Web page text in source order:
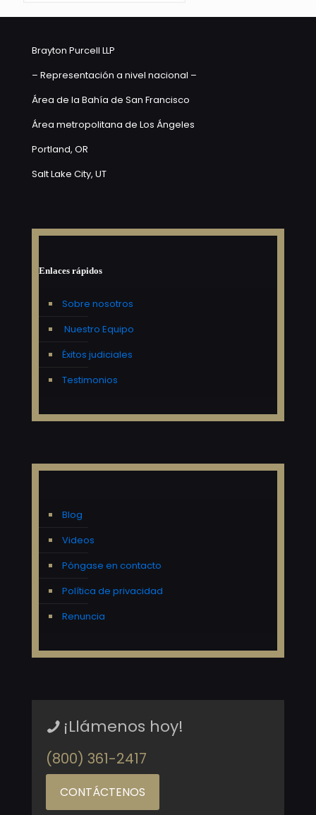
Brayton Purcell LLP
– Representación a nivel nacional –
Área de la Bahía de San Francisco
Área metropolitana de Los Ángeles
Portland, OR
Salt Lake City, UT
Enlaces rápidos
Sobre nosotros
Nuestro Equipo
Éxitos judiciales
Testimonios
Blog
Videos
Póngase en contacto
Política de privacidad
Renuncia
¡Llámenos hoy!
(800) 361-2417
CONTÁCTENOS